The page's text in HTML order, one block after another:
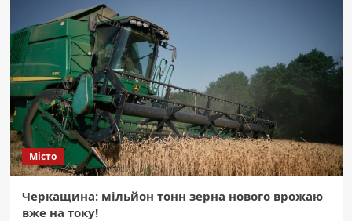
Місто
Черкащина: мільйон тонн зерна нового врожаю
вже на току!